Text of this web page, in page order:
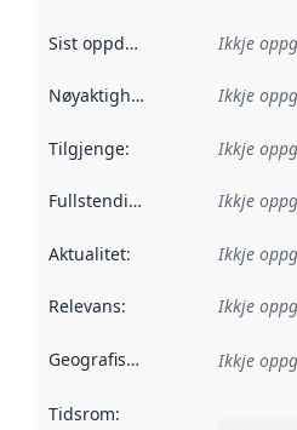
Sist oppdatert Ikkje
Nøyaktigheit Ikkje
Tilgjenge: Ikkje
Fullstendigheit Ikkje
Aktualitet: Ikkje
Relevans: Ikkje
Geografisk område Ikkje
Tidsrom: